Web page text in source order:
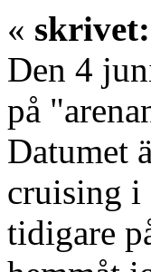
« skrivet:
Den 4
på
Datumet
cruising i
tidigare